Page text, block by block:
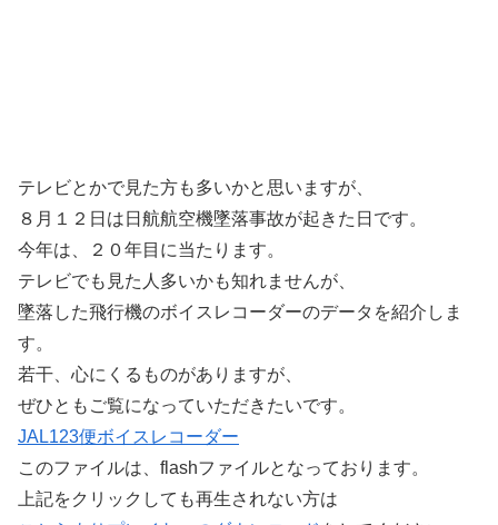
テレビとかで見た方も多いかと思いますが、
８月１２日は日航航空機墜落事故が起きた日です。
今年は、２０年目に当たります。
テレビでも見た人多いかも知れませんが、
墜落した飛行機のボイスレコーダーのデータを紹介しま
す。
若干、心にくるものがありますが、
ぜひともご覧になっていただきたいです。
JAL123便ボイスレコーダー
このファイルは、flashファイルとなっております。
上記をクリックしても再生されない方は